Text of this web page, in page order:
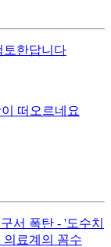
토한답니다
떠오르네요
서 폭탄 - '도수치
의료계의 꼼수